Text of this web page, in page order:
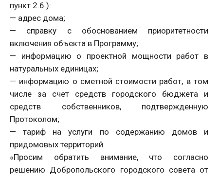
пункт 2.6.):
— адрес дома;
— справку с обоснованием приоритетности
включения объекта в Программу;
— информацию о проектной мощности работ в
натуральных единицах;
— информацию о сметной стоимости работ, в том
числе за счет средств городского бюджета и
средств собственников, подтвержденную
Протоколом;
— тариф на услуги по содержанию домов и
придомовых территорий.
«Просим обратить внимание, что согласно
решению Добропольского городского совета от